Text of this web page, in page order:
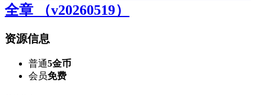
全章 （v20260519）
资源信息
普通5金币
会员免费